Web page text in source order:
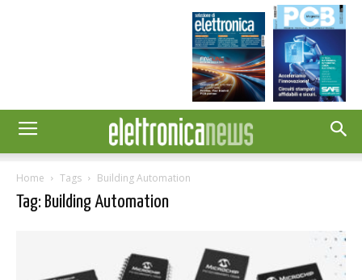
Home Tags Building Automation
Tag: Building Automation